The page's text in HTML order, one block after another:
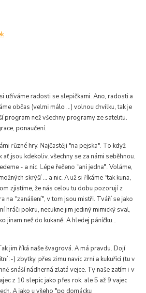
užíváme radosti se slepičkami. Ano, radosti a
občas (velmi málo ...) volnou chvilku, tak je
program než všechny programy ze satelitu.
ponaučení.
různé hry. Najčastěji "na pejska". To když
ať jsou kdekoliv, všechny se za námi seběhnou.
- a nic. Lépe řečeno "ani jedna". Voláme,
skrýší ... a nic. A už si říkáme "tak kuna,
zjistíme, že nás celou tu dobu pozorují z
na "zanášení", v tom jsou mistři. Tváří se jako
hráči pokru, necukne jim jediný mimický sval,
jinam než do kukaně. A hledej páníčku...
jim říká naše švagrová. A má pravdu. Dojí
:-) zbytky, přes zimu navíc zrní a kukuřici (tu v
snáší nádherná zlatá vejce. Ty naše zatím i v
z 10 slepic jako přes rok, ale 5 až 9 vajec
A jako u všeho "po domácku